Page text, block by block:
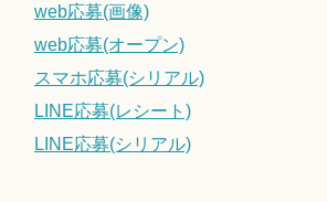
web応募(画像)
web応募(オープン)
スマホ応募(シリアル)
LINE応募(レシート)
LINE応募(シリアル)